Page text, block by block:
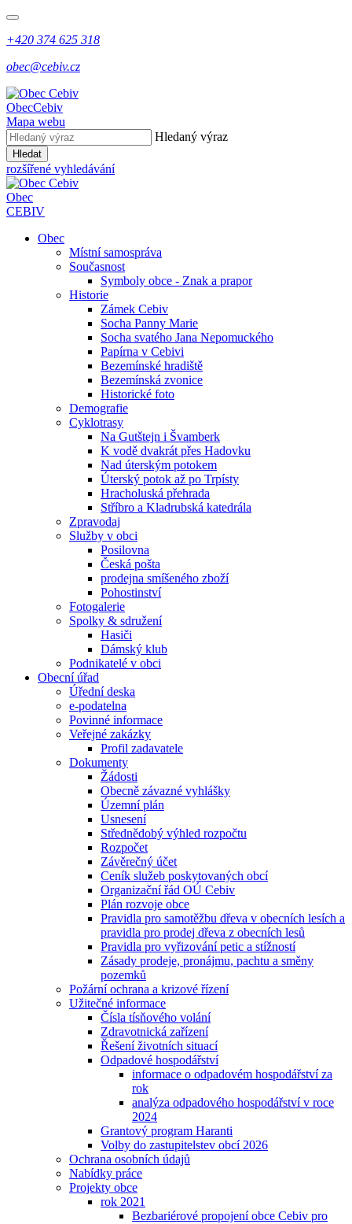
+420 374 625 318
obec@cebiv.cz
ObecCebiv
Mapa webu
Hledaný výraz
Hledat
rozšířené vyhledávání
Obec
CEBIV
Obec
Místní samospráva
Současnost
Symboly obce - Znak a prapor
Historie
Zámek Cebiv
Socha Panny Marie
Socha svatého Jana Nepomuckého
Papírna v Cebivi
Bezemínské hradiště
Bezemínská zvonice
Historické foto
Demografie
Cyklotrasy
Na Gutštejn i Švamberk
K vodě dvakrát přes Hadovku
Nad úterským potokem
Úterský potok až po Trpísty
Hracholuská přehrada
Stříbro a Kladrubská katedrála
Zpravodaj
Služby v obci
Posilovna
Česká pošta
prodejna smíšeného zboží
Pohostinství
Fotogalerie
Spolky & sdružení
Hasiči
Dámský klub
Podnikatelé v obci
Obecní úřad
Úřední deska
e-podatelna
Povinné informace
Veřejné zakázky
Profil zadavatele
Dokumenty
Žádosti
Obecně závazné vyhlášky
Územní plán
Usnesení
Střednědobý výhled rozpočtu
Rozpočet
Závěrečný účet
Ceník služeb poskytovaných obcí
Organizační řád OÚ Cebiv
Plán rozvoje obce
Pravidla pro samotěžbu dřeva v obecních lesích a
pravidla pro prodej dřeva z obecních lesů
Pravidla pro vyřizování petic a stížností
Zásady prodeje, pronájmu, pachtu a směny
pozemků
Požární ochrana a krizové řízení
Užitečné informace
Čísla tísňového volání
Zdravotnická zařízení
Řešení životních situací
Odpadové hospodářství
informace o odpadovém hospodářství za
rok
analýza odpadového hospodářství v roce
2024
Grantový program Haranti
Volby do zastupitelstev obcí 2026
Ochrana osobních údajů
Nabídky práce
Projekty obce
rok 2021
Bezbariérové propojení obce Cebiv pro